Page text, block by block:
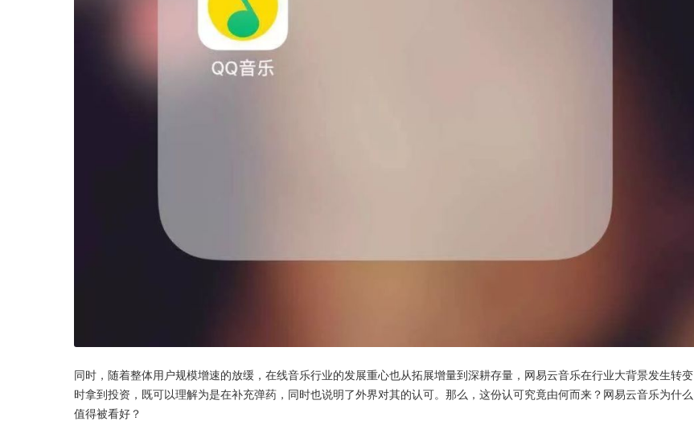
同时，随着整体用户规模增速的放缓，在线音乐行业的发展重心也从拓展增量到深耕存量，网易云音乐在行业大背景发生转变
时拿到投资，既可以理解为是在补充弹药，同时也说明了外界对其的认可。那么，这份认可究竟由何而来？网易云音乐为什么
值得被看好？